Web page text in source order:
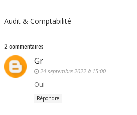
Audit & Comptabilité
2 commentaires:
Gr
24 septembre 2022 à 15:00
Oui
Répondre